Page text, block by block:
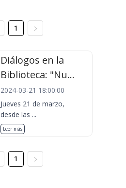
1
Diálogos en la
Biblioteca: "Nu...
2024-03-21 18:00:00
Jueves 21 de marzo,
desde las ...
Leer más
1